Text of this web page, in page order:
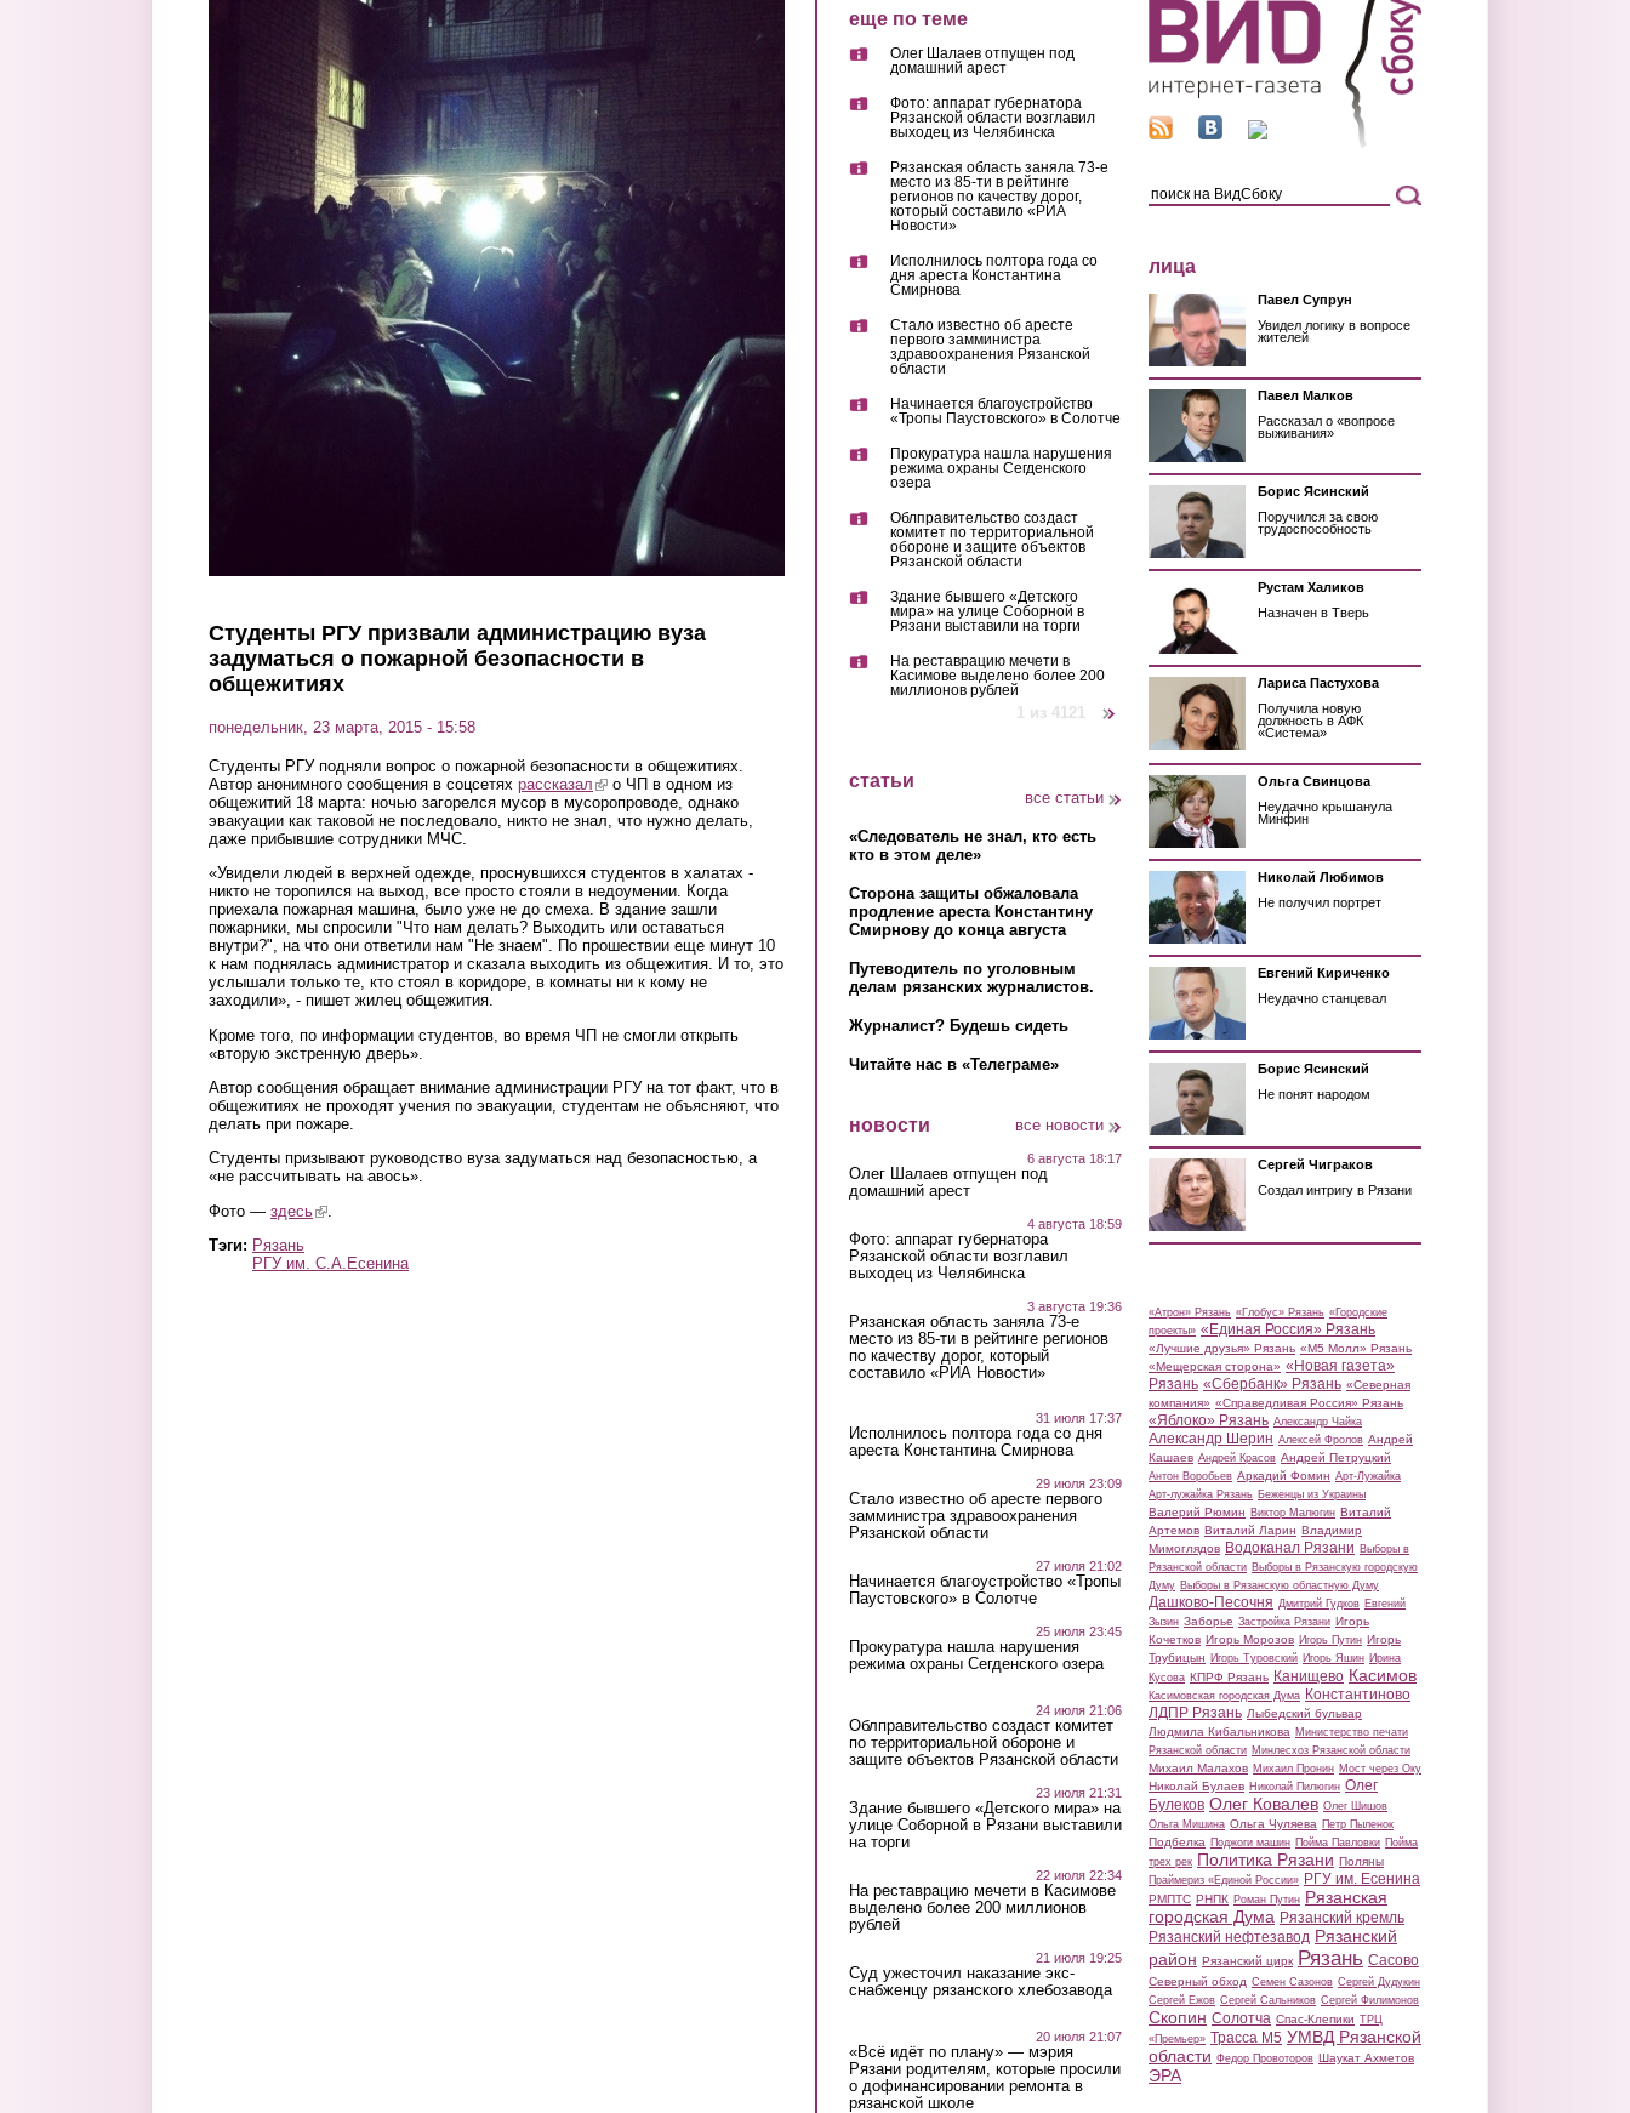
Студенты РГУ призвали администрацию вуза
задуматься о пожарной безопасности в
общежитиях
понедельник, 23 марта, 2015 - 15:58
Студенты РГУ подняли вопрос о пожарной безопасности в общежитиях.
Автор анонимного сообщения в соцсетях рассказал (link is external)
о ЧП в одном из
общежитий 18 марта: ночью загорелся мусор в мусоропроводе, однако
эвакуации как таковой не последовало, никто не знал, что нужно делать,
даже прибывшие сотрудники МЧС.
«Увидели людей в верхней одежде, проснувшихся студентов в халатах -
никто не торопился на выход, все просто стояли в недоумении. Когда
приехала пожарная машина, было уже не до смеха. В здание зашли
пожарники, мы спросили "Что нам делать? Выходить или оставаться
внутри?", на что они ответили нам "Не знаем". По прошествии еще минут 10
к нам поднялась администратор и сказала выходить из общежития. И то, это
услышали только те, кто стоял в коридоре, в комнаты ни к кому не
заходили», - пишет жилец общежития.
Кроме того, по информации студентов, во время ЧП не смогли открыть
«вторую экстренную дверь».
Автор сообщения обращает внимание администрации РГУ на тот факт, что в
общежитиях не проходят учения по эвакуации, студентам не объясняют, что
делать при пожаре.
Студенты призывают руководство вуза задуматься над безопасностью, а
«не рассчитывать на авось».
Фото — здесь(link is external)
Тэги: Рязань
РГУ им. С.А.Есенина
еще по теме
Олег Шалаев отпущен под
домашний арест
Фото: аппарат губернатора
Рязанской области возглавил
выходец из Челябинска
Рязанская область заняла 73-е
место из 85-ти в рейтинге
регионов по качеству дорог,
который составило «РИА
Новости»
Исполнилось полтора года со
дня ареста Константина
Смирнова
Стало известно об аресте
первого замминистра
здравоохранения Рязанской
области
Начинается благоустройство
«Тропы Паустовского» в Солотче
Прокуратура нашла нарушения
режима охраны Сегденского
озера
Облправительство создаст
комитет по территориальной
обороне и защите объектов
Рязанской области
Здание бывшего «Детского
мира» на улице Соборной в
Рязани выставили на торги
На реставрацию мечети в
Касимове выделено более 200
миллионов рублей
1 из 4121
статьи
все статьи
«Следователь не знал, кто есть
кто в этом деле»
Сторона защиты обжаловала
продление ареста Константину
Смирнову до конца августа
Путеводитель по уголовным
делам рязанских журналистов.
Журналист? Будешь сидеть
Читайте нас в «Телеграме»
новости все новости
6 августа 18:17
Олег Шалаев отпущен под
домашний арест
4 августа 18:59
Фото: аппарат губернатора
Рязанской области возглавил
выходец из Челябинска
3 августа 19:36
Рязанская область заняла 73-е
место из 85-ти в рейтинге регионов
по качеству дорог, который
составило «РИА Новости»
31 июля 17:37
Исполнилось полтора года со дня
ареста Константина Смирнова
29 июля 23:09
Стало известно об аресте первого
замминистра здравоохранения
Рязанской области
27 июля 21:02
Начинается благоустройство «Тропы
Паустовского» в Солотче
25 июля 23:45
Прокуратура нашла нарушения
режима охраны Сегденского озера
24 июля 21:06
Облправительство создаст комитет
по территориальной обороне и
защите объектов Рязанской области
23 июля 21:31
Здание бывшего «Детского мира» на
улице Соборной в Рязани выставили
на торги
22 июля 22:34
На реставрацию мечети в Касимове
выделено более 200 миллионов
рублей
21 июля 19:25
Суд ужесточил наказание экс-
снабженцу рязанского хлебозавода
20 июля 21:07
«Всё идёт по плану» — мэрия
Рязани родителям, которые просили
о дофинансировании ремонта в
рязанской школе
лица
Павел Супрун
Увидел логику в вопросе
жителей
Павел Малков
Рассказал о «вопросе
выживания»
Борис Ясинский
Поручился за свою
трудоспособность
Рустам Халиков
Назначен в Тверь
Лариса Пастухова
Получила новую
должность в АФК
«Система»
Ольга Свинцова
Неудачно крышанула
Минфин
Николай Любимов
Не получил портрет
Евгений Кириченко
Неудачно станцевал
Борис Ясинский
Не понят народом
Сергей Чиграков
Создал интригу в Рязани
«Атрон» Рязань «Глобус» Рязань «Городские
проекты» «Единая Россия» Рязань
«Лучшие друзья» Рязань «М5 Молл» Рязань
«Мещерская сторона» «Новая газета»
Рязань «Сбербанк» Рязань «Северная
компания» «Справедливая Россия» Рязань
«Яблоко» Рязань Александр Чайка
Александр Шерин Алексей Фролов Андрей
Кашаев Андрей Красов Андрей Петруцкий
Антон Воробьев Аркадий Фомин Арт-Лужайка
Арт-лужайка Рязань Беженцы из Украины
Валерий Рюмин Виктор Малюгин Виталий
Артемов Виталий Ларин Владимир
Мимоглядов Водоканал Рязани Выборы в
Рязанской области Выборы в Рязанскую городскую
Думу Выборы в Рязанскую областную Думу
Дашково-Песочня Дмитрий Гудков Евгений
Зызин Заборье Застройка Рязани Игорь
Кочетков Игорь Морозов Игорь Путин Игорь
Трубицын Игорь Туровский Игорь Яшин Ирина
Кусова КПРФ Рязань Канищево Касимов
Касимовская городская Дума Константиново
ЛДПР Рязань Лыбедский бульвар
Людмила Кибальникова Министерство печати
Рязанской области Минлесхоз Рязанской области
Михаил Малахов Михаил Пронин Мост через Оку
Николай Булаев Николай Пилюгин Олег
Булеков Олег Ковалев Олег Шишов
Ольга Мишина Ольга Чуляева Петр Пыленок
Подбелка Поджоги машин Пойма Павловки Пойма
трех рек Политика Рязани Поляны
Праймериз «Единой России» РГУ им. Есенина
РМПТС РНПК Роман Путин Рязанская
городская Дума Рязанский кремль
Рязанский нефтезавод Рязанский
район Рязанский цирк Рязань Сасово
Северный обход Семен Сазонов Сергей Дудукин
Сергей Ежов Сергей Сальников Сергей Филимонов
Скопин Солотча Спас-Клепики ТРЦ
«Премьер» Трасса М5 УМВД Рязанской
области Федор Провоторов Шаукат Ахметов
ЭРА